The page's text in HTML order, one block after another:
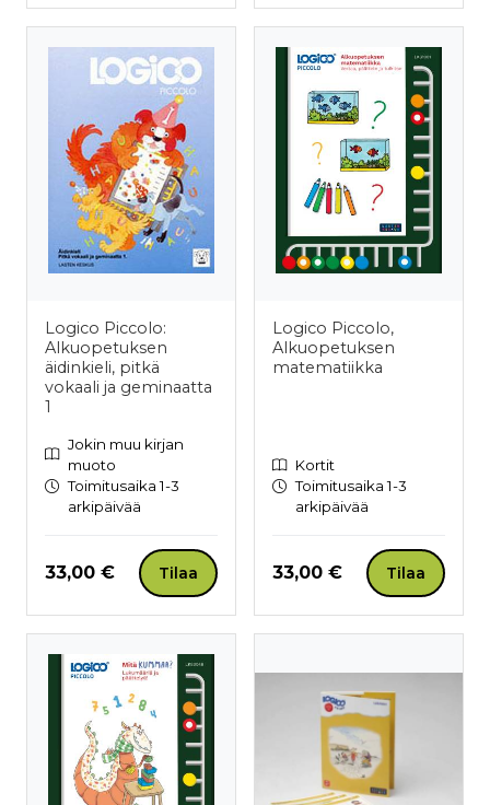
Logico Piccolo:
Alkuopetuksen
äidinkieli, pitkä
vokaali ja geminaatta
1
Jokin muu kirjan
muoto
Toimitusaika 1-3
arkipäivää
Hinta nyt
33,00 € Tilaa
Logico Piccolo,
Alkuopetuksen
matematiikka
Kortit
Toimitusaika 1-3
arkipäivää
Hinta nyt
33,00 € Tilaa